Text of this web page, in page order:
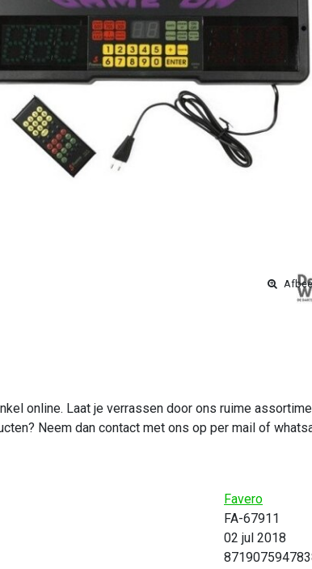
online. Laat je verrassen door ons ruime
Neem dan contact met ons op per mail of
Favero
FA-67911
02 jul 2018